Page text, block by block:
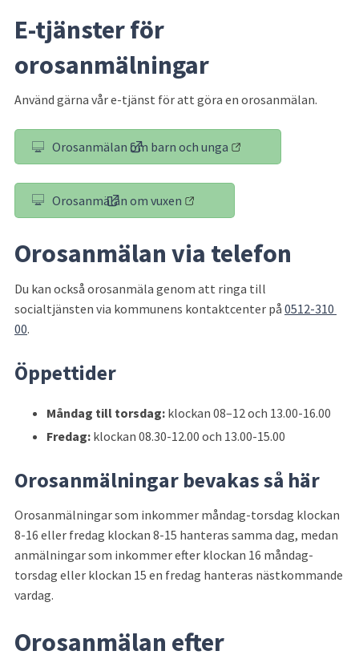
E-tjänster för
orosanmälningar
Använd gärna vår e-tjänst för att göra en orosanmälan.
Orosanmälan om barn och unga
(länk till annan webbplats)
Orosanmälan om vuxen
(länk till annan webbplats)
Orosanmälan via telefon
Du kan också orosanmäla genom att ringa till
socialtjänsten via kommunens kontaktcenter på 0512-310
00.
Öppettider
Måndag till torsdag: klockan 08–12 och 13.00-16.00
Fredag: klockan 08.30-12.00 och 13.00-15.00
Orosanmälningar bevakas så här
Orosanmälningar som inkommer måndag-torsdag klockan
8-16 eller fredag klockan 8-15 hanteras samma dag, medan
anmälningar som inkommer efter klockan 16 måndag-
torsdag eller klockan 15 en fredag hanteras nästkommande
vardag.
Orosanmälan efter